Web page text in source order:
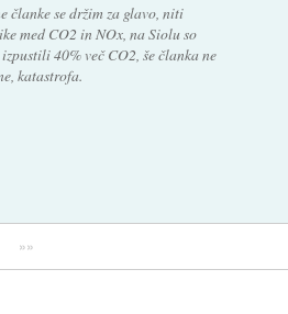
članke se držim za glavo, niti
med CO2 in NOx, na Siolu so
40% več CO2, še članka ne
katastrofa.
»»